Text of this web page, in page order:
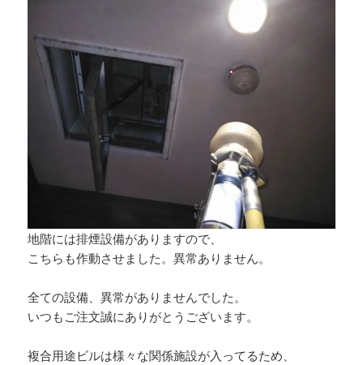
地階には排煙設備がありますので、
こちらも作動させました。異常ありません。
全ての設備、異常がありませんでした。
いつもご注文誠にありがとうございます。
複合用途ビルは様々な関係施設が入ってるため、